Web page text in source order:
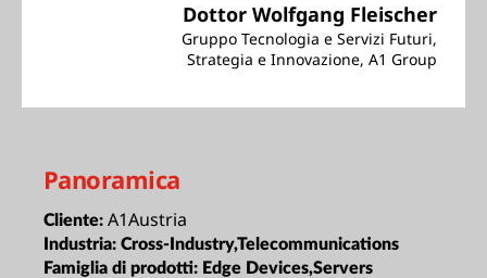
Dottor Wolfgang Fleischer
Gruppo Tecnologia e Servizi Futuri,
Strategia e Innovazione, A1 Group
Panoramica
Cliente: A1Austria
Industria: Cross-Industry,Telecommunications
Famiglia di prodotti: Edge Devices,Servers